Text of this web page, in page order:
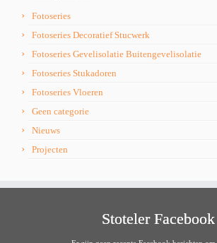
Fotoseries
Fotoseries Decoratief Stucwerk
Fotoseries Gevelisolatie Buitengevelisolatie
Fotoseries Stukadoren
Fotoseries Vloeren
Geen categorie
Nieuws
Projecten
Stoteler Facebook